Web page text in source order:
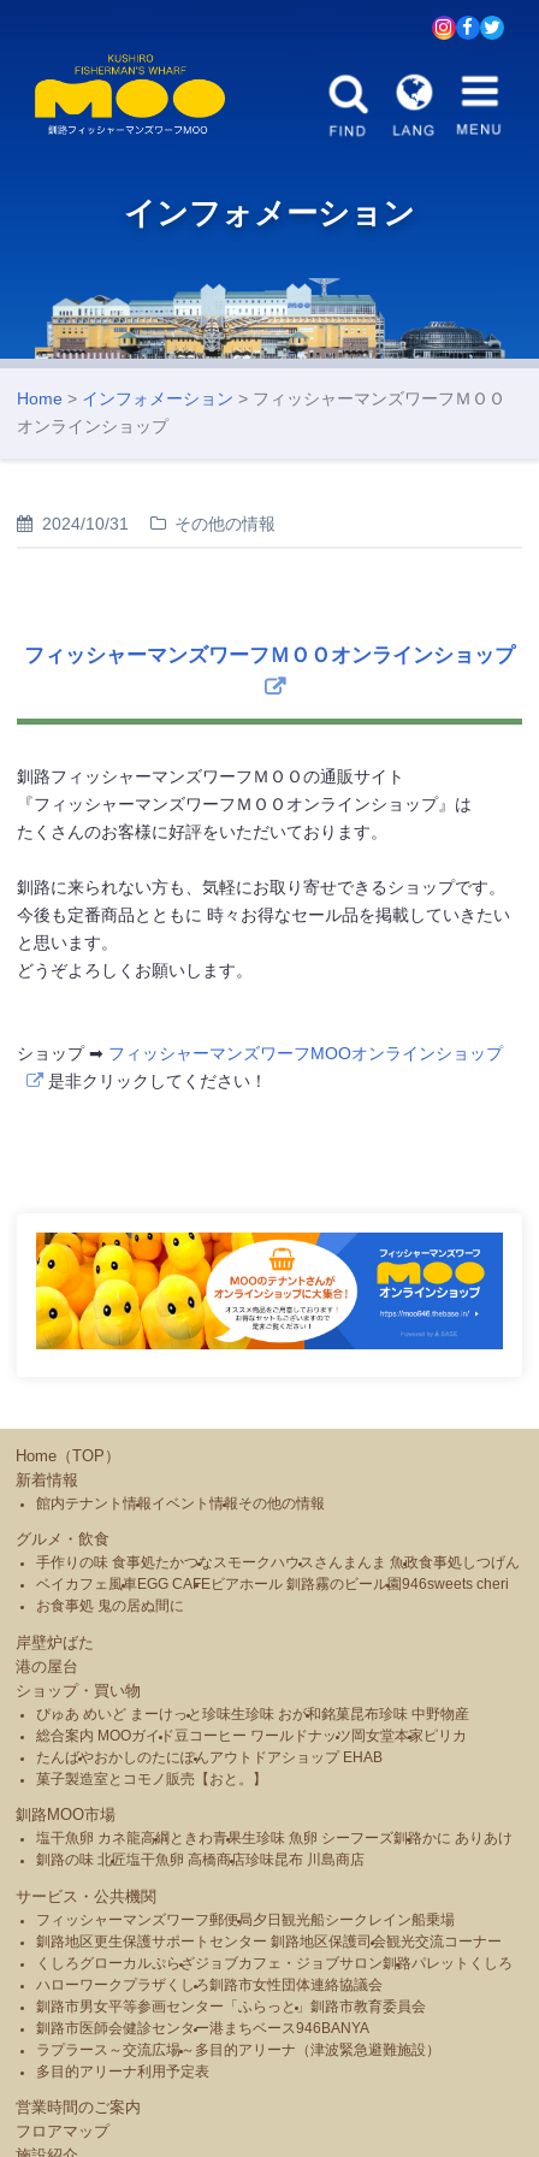
インフォメーション
Home > インフォメーション > フィッシャーマンズワーフＭＯＯ
オンラインショップ
2024/10/31 その他の情報
フィッシャーマンズワーフＭＯＯオンラインショップ
釧路フィッシャーマンズワーフＭＯＯの通販サイト
『フィッシャーマンズワーフＭＯＯオンラインショップ』は
たくさんのお客様に好評をいただいております。
釧路に来られない方も、気軽にお取り寄せできるショップです。
今後も定番商品とともに 時々お得なセール品を掲載していきたい
と思います。
どうぞよろしくお願いします。
ショップ ➡ フィッシャーマンズワーフMOOオンラインショップ
是非クリックしてください！
Home（TOP）
新着情報
館内テナント情報イベント情報その他の情報
グルメ・飲食
手作りの味 食事処たかつな スモークハウス さんまんま 魚政食事処しつげん
ベイカフェ風車EGG CAFEビアホール 釧路霧のビール園946sweets cheri
お食事処 鬼の居ぬ間に
岸壁炉ばた
港の屋台
ショップ・買い物
ぴゅあ めいど まーけっと珍味生珍味 おが和銘菓昆布珍味 中野物産
総合案内 MOOガイド豆コーヒー ワールドナッツ 岡女堂本家 ピリカ
たんばやおかしのたにぽんアウトドアショップ EHAB
菓子製造室とコモノ販売【おと。】
釧路MOO市場
塩干魚卵 カネ龍高綱 ときわ青果生珍味 魚卵 シーフーズ釧路かに ありあけ
釧路の味 北匠塩干魚卵 高橋商店珍味昆布 川島商店
サービス・公共機関
フィッシャーマンズワーフ郵便局夕日観光船シークレイン船乗場
釧路地区更生保護サポートセンター 釧路地区保護司会観光交流コーナー
くしろグローカルぷらざジョブカフェ・ジョブサロン釧路パレットくしろ
ハローワークプラザくしろ釧路市女性団体連絡協議会
釧路市男女平等参画センター「ふらっと」釧路市教育委員会
釧路市医師会健診センター港まちベース946BANYA
ラプラース～交流広場～ 多目的アリーナ（津波緊急避難施設）
多目的アリーナ利用予定表
営業時間のご案内
フロアマップ